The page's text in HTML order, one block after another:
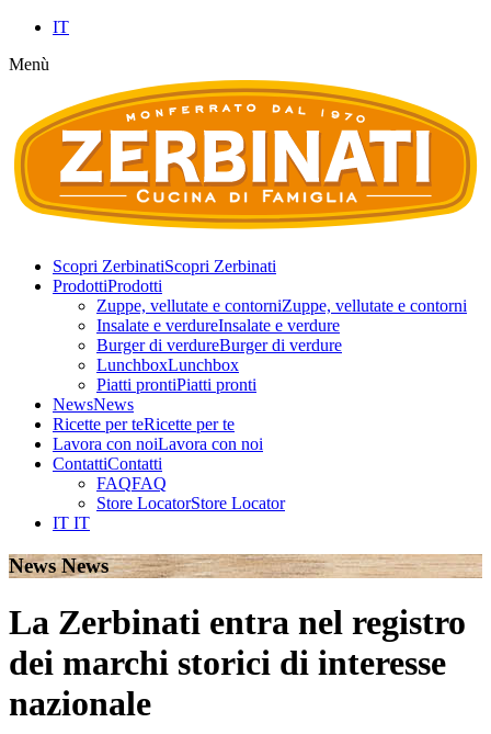
IT
Menù
Scopri ZerbinatiScopri Zerbinati
ProdottiProdotti
Zuppe, vellutate e contorniZuppe, vellutate e contorni
Insalate e verdureInsalate e verdure
Burger di verdureBurger di verdure
LunchboxLunchbox
Piatti prontiPiatti pronti
NewsNews
Ricette per teRicette per te
Lavora con noiLavora con noi
ContattiContatti
FAQFAQ
Store LocatorStore Locator
IT IT
News News
La Zerbinati entra nel registro
dei marchi storici di interesse
nazionale